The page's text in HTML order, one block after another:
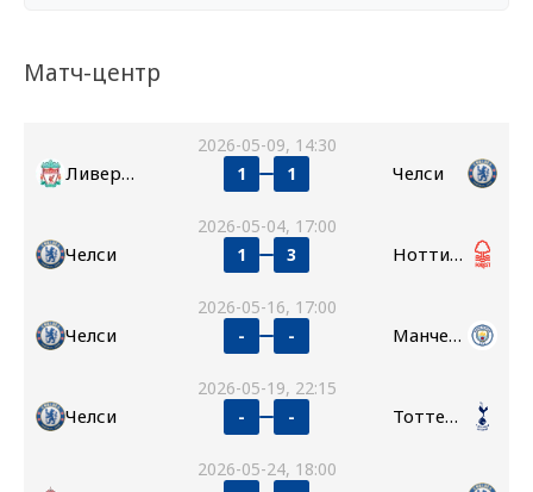
Матч-центр
2026-05-09, 14:30
Ливерпуль 1 1 Челси
2026-05-04, 17:00
Челси 1 3 Ноттингем Форест
2026-05-16, 17:00
Челси - - Манчестер Сити
2026-05-19, 22:15
Челси - - Тоттенхэм
2026-05-24, 18:00